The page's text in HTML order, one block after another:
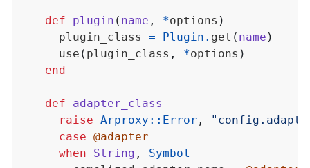
def plugin ( name , *options )
      plugin_class
= Plugin . get ( name )
      use
( plugin_class , *options )
end
def
adapter_class
raise Arproxy :: Error ,
case @adapter
when
String ,
Symbol